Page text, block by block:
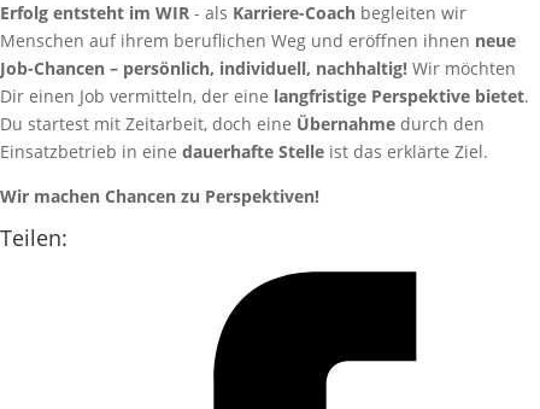
Erfolg entsteht im WIR - als Karriere-Coach begleiten wir
Menschen auf ihrem beruflichen Weg und eröffnen ihnen neue
Job-Chancen – persönlich, individuell, nachhaltig! Wir möchten
Dir einen Job vermitteln, der eine langfristige Perspektive bietet.
Du startest mit Zeitarbeit, doch eine Übernahme durch den
Einsatzbetrieb in eine dauerhafte Stelle ist das erklärte Ziel.
Wir machen Chancen zu Perspektiven!
Teilen: